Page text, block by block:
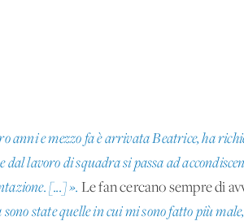
anni e mezzo fa è arrivata Beatrice, ha
lavoro di squadra si passa ad
[...] ». Le fan cercano sempre di
sono state quelle in cui mi sono fatto più